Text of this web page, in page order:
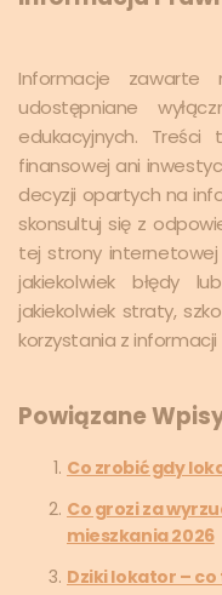
Informacje
udostępniane
edukacyjnych.
finansowej ani
decyzji opartych na
skonsultuj się z
tej strony
jakiekolwiek błędy
jakiekolwiek straty,
korzystania z
Powiązane
Co zrobić gdy
Co grozi za
mieszkania 2026
Dziki lokator – co